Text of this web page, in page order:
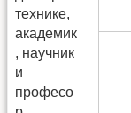
технике,
академик
, научник
и
професо